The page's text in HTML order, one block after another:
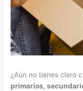
¿Aún no tienes claro
primarios,